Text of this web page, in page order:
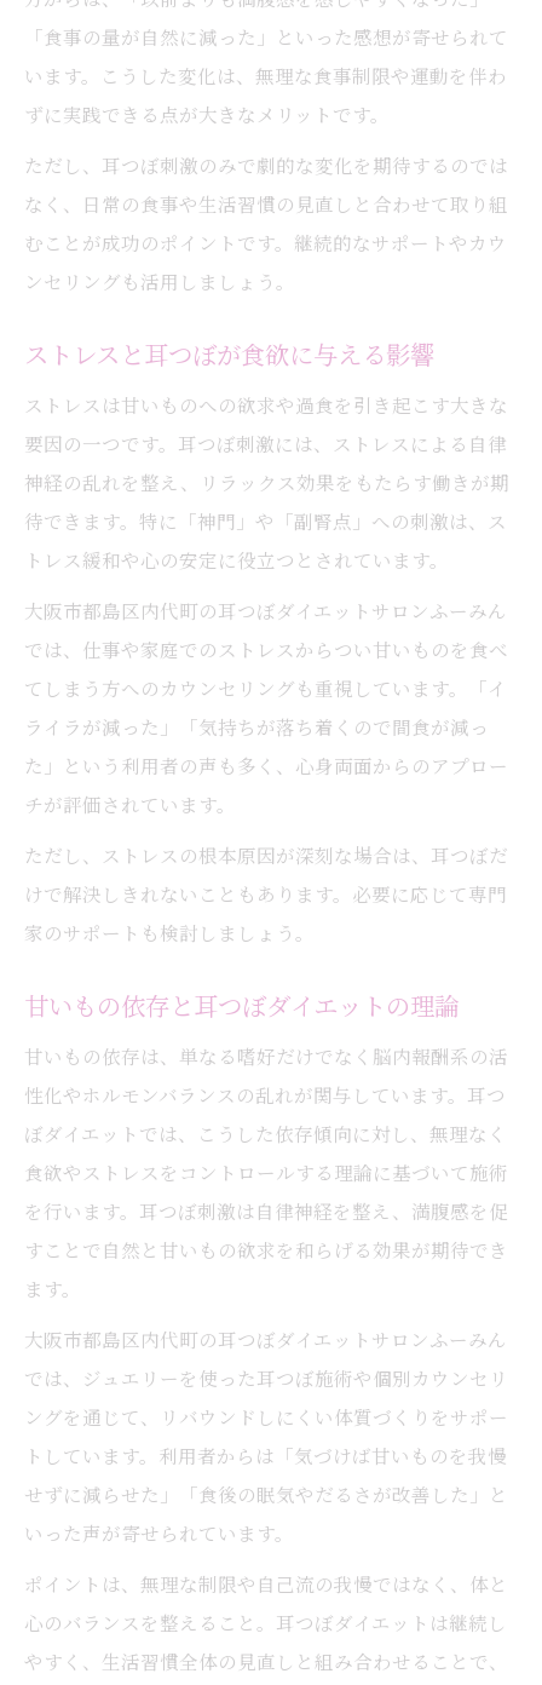
「食事の量が自然に減った」といった感想が寄せられて
います。こうした変化は、無理な食事制限や運動を伴わ
ずに実践できる点が大きなメリットです。
ただし、耳つぼ刺激のみで劇的な変化を期待するのでは
なく、日常の食事や生活習慣の見直しと合わせて取り組
むことが成功のポイントです。継続的なサポートやカウ
ンセリングも活用しましょう。
ストレスと耳つぼが食欲に与える影響
ストレスは甘いものへの欲求や過食を引き起こす大きな
要因の一つです。耳つぼ刺激には、ストレスによる自律
神経の乱れを整え、リラックス効果をもたらす働きが期
待できます。特に「神門」や「副腎点」への刺激は、ス
トレス緩和や心の安定に役立つとされています。
大阪市都島区内代町の耳つぼダイエットサロンふーみん
では、仕事や家庭でのストレスからつい甘いものを食べ
てしまう方へのカウンセリングも重視しています。「イ
ライラが減った」「気持ちが落ち着くので間食が減っ
た」という利用者の声も多く、心身両面からのアプロー
チが評価されています。
ただし、ストレスの根本原因が深刻な場合は、耳つぼだ
けで解決しきれないこともあります。必要に応じて専門
家のサポートも検討しましょう。
甘いもの依存と耳つぼダイエットの理論
甘いもの依存は、単なる嗜好だけでなく脳内報酬系の活
性化やホルモンバランスの乱れが関与しています。耳つ
ぼダイエットでは、こうした依存傾向に対し、無理なく
食欲やストレスをコントロールする理論に基づいて施術
を行います。耳つぼ刺激は自律神経を整え、満腹感を促
すことで自然と甘いもの欲求を和らげる効果が期待でき
ます。
大阪市都島区内代町の耳つぼダイエットサロンふーみん
では、ジュエリーを使った耳つぼ施術や個別カウンセリ
ングを通じて、リバウンドしにくい体質づくりをサポー
トしています。利用者からは「気づけば甘いものを我慢
せずに減らせた」「食後の眠気やだるさが改善した」と
いった声が寄せられています。
ポイントは、無理な制限や自己流の我慢ではなく、体と
心のバランスを整えること。耳つぼダイエットは継続し
やすく、生活習慣全体の見直しと組み合わせることで、